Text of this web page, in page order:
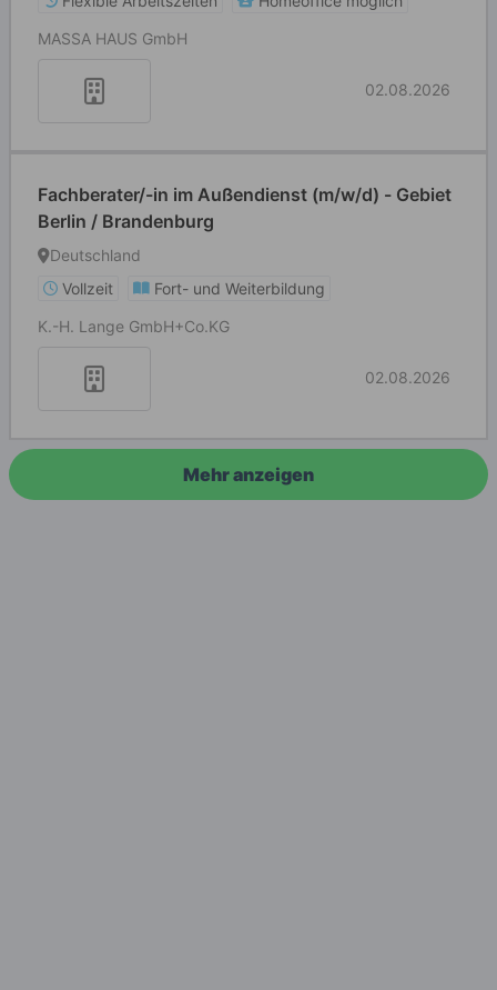
MASSA HAUS GmbH
02.08.2026
Fachberater/-in im Außendienst (m/w/d) - Gebiet
Berlin / Brandenburg
Deutschland
Vollzeit
Fort- und Weiterbildung
K.-H. Lange GmbH+Co.KG
02.08.2026
Mehr anzeigen